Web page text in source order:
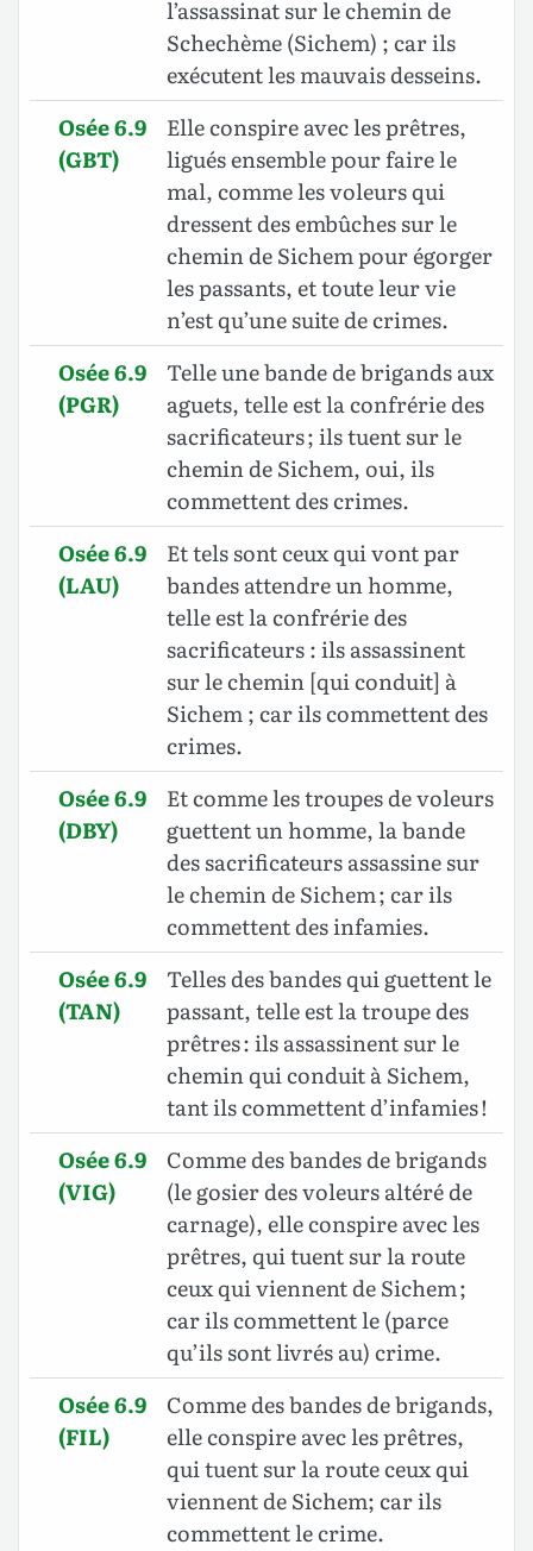
l’assassinat sur le chemin de
Schechème (Sichem) ; car ils
exécutent les mauvais desseins.
Osée 6.9
(GBT)
Elle conspire avec les prêtres,
ligués ensemble pour faire le
mal, comme les voleurs qui
dressent des embûches sur le
chemin de Sichem pour égorger
les passants, et toute leur vie
n’est qu’une suite de crimes.
Osée 6.9
(PGR)
Telle une bande de brigands aux
aguets, telle est la confrérie des
sacrificateurs ; ils tuent sur le
chemin de Sichem, oui, ils
commettent des crimes.
Osée 6.9
(LAU)
Et tels sont ceux qui vont par
bandes attendre un homme,
telle est la confrérie des
sacrificateurs : ils assassinent
sur le chemin [qui conduit] à
Sichem ; car ils commettent des
crimes.
Osée 6.9
(DBY)
Et comme les troupes de voleurs
guettent un homme, la bande
des sacrificateurs assassine sur
le chemin de Sichem ; car ils
commettent des infamies.
Osée 6.9
(TAN)
Telles des bandes qui guettent le
passant, telle est la troupe des
prêtres : ils assassinent sur le
chemin qui conduit à Sichem,
tant ils commettent d’infamies !
Osée 6.9
(VIG)
Comme des bandes de brigands
(le gosier des voleurs altéré de
carnage), elle conspire avec les
prêtres, qui tuent sur la route
ceux qui viennent de Sichem ;
car ils commettent le (parce
qu’ils sont livrés au) crime.
Osée 6.9
(FIL)
Comme des bandes de brigands,
elle conspire avec les prêtres,
qui tuent sur la route ceux qui
viennent de Sichem; car ils
commettent le crime.